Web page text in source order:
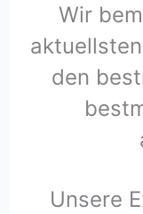
Wir
den
Unsere